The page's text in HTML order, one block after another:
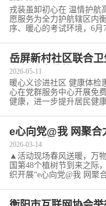
戎装虽卸初心在 温情护
愿服务为全力护航辖区内
序、暖心的考试环境，6月
岳屏新村社区联合
免费健康体检活动
2026-05-11
暖心义诊进社区 健康体
心在党群服务中心开展免
健康，进一步提升居民健
e心向党@我 网聚
阳网友林”
2026-03-14
▲活动现场春风送暖，万
国第48个植树节到来之际
织开展“e心向党@我 网聚